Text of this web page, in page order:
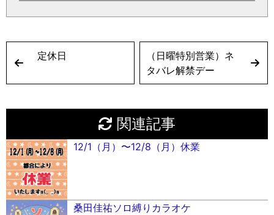
定休日
（日曜特別営業）ネ
タバレ解禁デー
関連記事
12/1（月）〜12/8（月）休業
桑田佳祐ソロ縛りカラオケ